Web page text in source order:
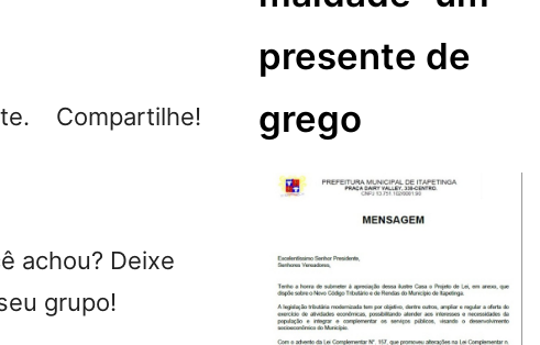
Compartilhe!
achou? Deixe
grupo!
presente de
grego